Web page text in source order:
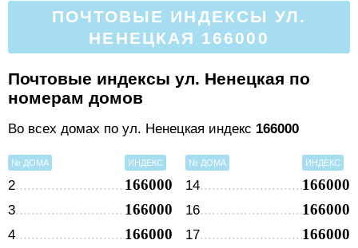
ПОЧТОВЫЕ ИНДЕКСЫ УЛ.
НЕНЕЦКАЯ 166000
Почтовые индексы ул. Ненецкая по
номерам домов
Во всех домах по ул. Ненецкая индекс 166000
№ ДОМА ИНДЕКС
2 166000
3 166000
4 166000
№ ДОМА ИНДЕКС
14 166000
16 166000
17 166000